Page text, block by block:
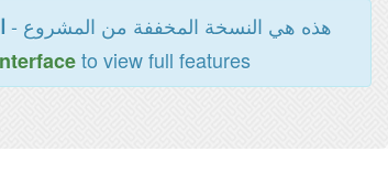
هذه هي النسخة المخففة من المشروع -
to view full features